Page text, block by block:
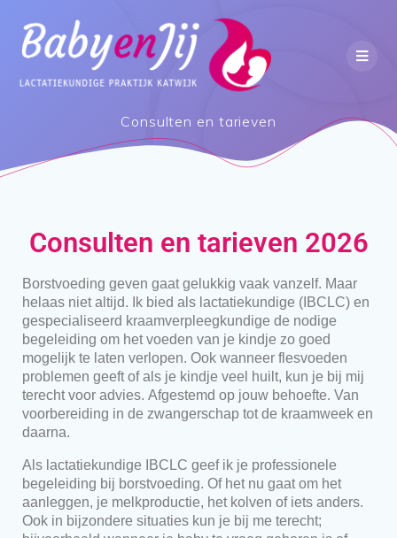
Consulten en tarieven
Consulten en tarieven 2026
Borstvoeding geven gaat gelukkig vaak vanzelf. Maar
helaas niet altijd. Ik bied als lactatiekundige (IBCLC) en
gespecialiseerd kraamverpleegkundige de nodige
begeleiding om het voeden van je kindje zo goed
mogelijk te laten verlopen. Ook wanneer flesvoeden
problemen geeft of als je kindje veel huilt, kun je bij mij
terecht voor advies. Afgestemd op jouw behoefte. Van
voorbereiding in de zwangerschap tot de kraamweek en
daarna.
Als lactatiekundige IBCLC geef ik je professionele
begeleiding bij borstvoeding. Of het nu gaat om het
aanleggen, je melkproductie, het kolven of iets anders.
Ook in bijzondere situaties kun je bij me terecht;